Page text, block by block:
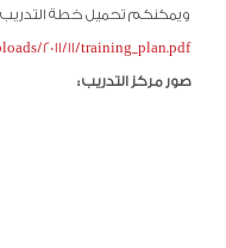
ويمكنكم تحميل خطة التدريب
2011/11/training_plan.pdf
صور مركز التدريب :